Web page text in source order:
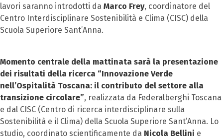
lavori saranno introdotti da Marco Frey, coordinatore del
Centro Interdisciplinare Sostenibilità e Clima (CISC) della
Scuola Superiore Sant’Anna.
Momento centrale della mattinata sarà la presentazione
dei risultati della ricerca “Innovazione Verde
nell’Ospitalità Toscana: il contributo del settore alla
transizione circolare”, realizzata da Federalberghi Toscana
e dal CISC (Centro di ricerca interdisciplinare sulla
Sostenibilità e il Clima) della Scuola Superiore Sant’Anna. Lo
studio, coordinato scientificamente da Nicola Bellini e